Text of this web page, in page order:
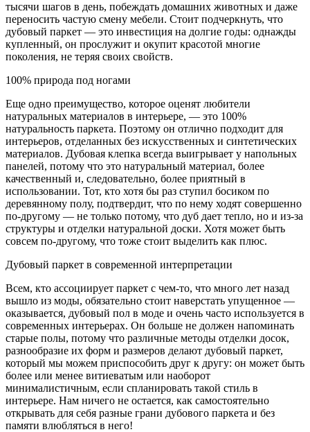
тысячи шагов в день, побеждать домашних животных и даже
переносить частую смену мебели. Стоит подчеркнуть, что
дубовый паркет — это инвестиция на долгие годы: однажды
купленный, он прослужит и окупит красотой многие
поколения, не теряя своих свойств.
100% природа под ногами
Еще одно преимущество, которое оценят любители
натуральных материалов в интерьере, — это 100%
натуральность паркета. Поэтому он отлично подходит для
интерьеров, отделанных без искусственных и синтетических
материалов. Дубовая клепка всегда выигрывает у напольных
панелей, потому что это натуральный материал, более
качественный и, следовательно, более приятный в
использовании. Тот, кто хотя бы раз ступил босиком по
деревянному полу, подтвердит, что по нему ходят совершенно
по-другому — не только потому, что дуб дает тепло, но и из-за
структуры и отделки натуральной доски. Хотя может быть
совсем по-другому, что тоже стоит выделить как плюс.
Дубовый паркет в современной интерпретации
Всем, кто ассоциирует паркет с чем-то, что много лет назад
вышло из моды, обязательно стоит наверстать упущенное —
оказывается, дубовый пол в моде и очень часто используется в
современных интерьерах. Он больше не должен напоминать
старые полы, потому что различные методы отделки досок,
разнообразие их форм и размеров делают дубовый паркет,
который мы можем приспособить друг к другу: он может быть
более или менее витиеватым или наоборот
минималистичным, если спланировать такой стиль в
интерьере. Нам ничего не остается, как самостоятельно
открывать для себя разные грани дубового паркета и без
памяти влюбляться в него!